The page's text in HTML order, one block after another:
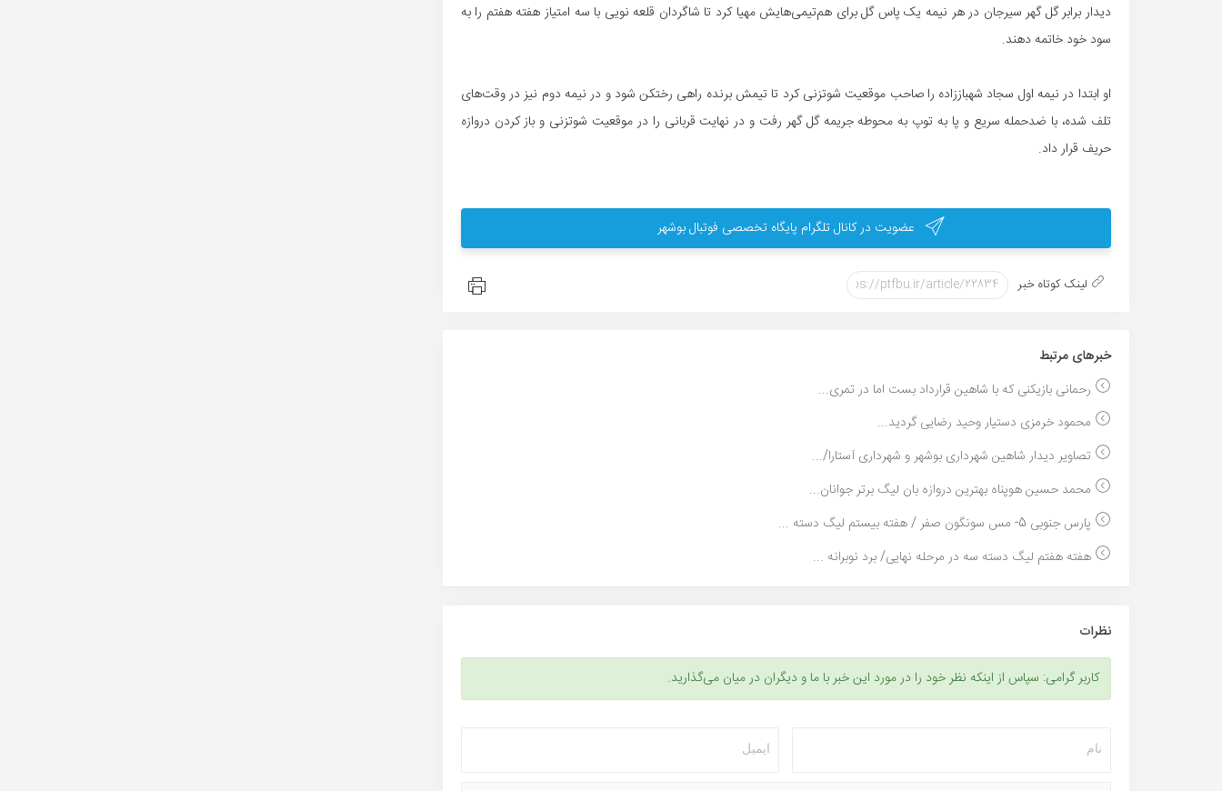
دیدار برابر گل گهر سیرجان در هر نیمه یک پاس گل برای هم‌تیمی‌هایش مهیا کرد تا شاگردان قلعه نویی با سه امتیاز هفته هفتم را به
سود خود خاتمه دهند.
او ابتدا در نیمه اول سجاد شهباززاده را صاحب موقعیت شوتزنی کرد تا تیمش برنده راهی رختکن شود و در نیمه دوم نیز در وقت‌های
تلف شده، با ضدحمله سریع و پا به توپ به محوطه جریمه گل گهر رفت و در نهایت قربانی را در موقعیت شوتزنی و باز کردن دروازه
حریف قرار داد.
عضویت در کانال تلگرام پایگاه تخصصی فوتبال بوشهر
لینک کوتاه خبر
خبر‌های مرتبط
رحمانی بازیکنی که با شاهین قرارداد بست اما در تمری...
محمود خرمزی دستیار وحید رضایی گردید...
تصاویر دیدار شاهین شهرداری بوشهر و شهرداری آستارا/...
محمد حسین هوپناه بهترین دروازه بان لیگ برتر جوانان...
پارس جنوبی 5- مس سونگون صفر / هفته بیستم لیگ دسته ...
هفته هفتم لیگ دسته سه در مرحله نهایی/ برد نوبرانه ...
نظرات
کاربر گرامی: سپاس از اینکه نظر خود را در مورد این خبر با ما و دیگران در میان می‌گذارید.